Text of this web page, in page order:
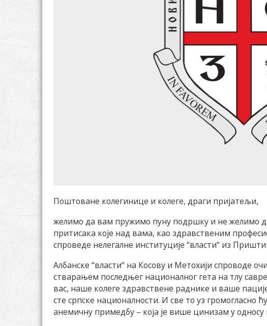
Поштоване колегинице и колеге, драги пријатељи,
желимо да вам пружимо пуну подршку и не желимо
притисака које над вама, као здравственим
спроведе нелегалне институције “власти“ из
Албанске “власти“ на Косову и Метохији спроводе
стварањем последњег националног гета на тлу
вас, наше колеге здравствене раднике и ваше
сте српске националности. И све то уз громогласно
анемичну примедбу – која је више цинизам у